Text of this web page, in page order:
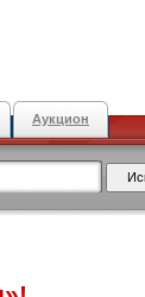
Аукцион